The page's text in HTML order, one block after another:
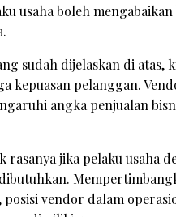
usaha boleh
sudah dijelaskan di
kepuasan pelanggan.
angka penjualan
rasanya jika pelaku usaha
vendor dalam